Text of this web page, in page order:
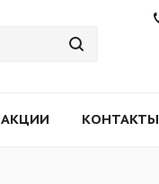
АКЦИИ КОНТАКТЫ